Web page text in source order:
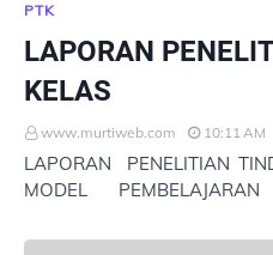
PTK
LAPORAN
KELAS
www.murtiweb.com 10:11 AM
LAPORAN PENELITIAN
MODEL
KETUNTASAN BELAJAR